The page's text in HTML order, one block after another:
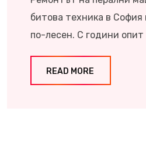
битова техника в София
по-лесен. С години опит
READ MORE